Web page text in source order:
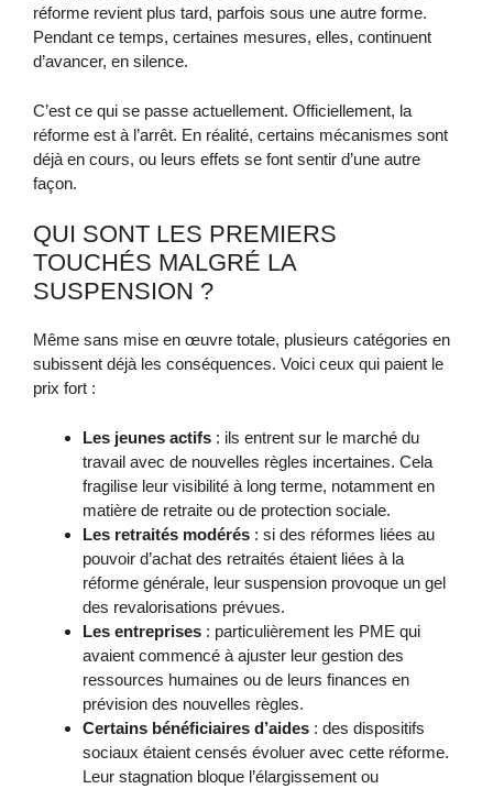
réforme revient plus tard, parfois sous une autre forme.
Pendant ce temps, certaines mesures, elles, continuent
d’avancer, en silence.
C’est ce qui se passe actuellement. Officiellement, la
réforme est à l’arrêt. En réalité, certains mécanismes sont
déjà en cours, ou leurs effets se font sentir d’une autre
façon.
QUI SONT LES PREMIERS
TOUCHÉS MALGRÉ LA
SUSPENSION ?
Même sans mise en œuvre totale, plusieurs catégories en
subissent déjà les conséquences. Voici ceux qui paient le
prix fort :
Les jeunes actifs : ils entrent sur le marché du
travail avec de nouvelles règles incertaines. Cela
fragilise leur visibilité à long terme, notamment en
matière de retraite ou de protection sociale.
Les retraités modérés : si des réformes liées au
pouvoir d’achat des retraités étaient liées à la
réforme générale, leur suspension provoque un gel
des revalorisations prévues.
Les entreprises : particulièrement les PME qui
avaient commencé à ajuster leur gestion des
ressources humaines ou de leurs finances en
prévision des nouvelles règles.
Certains bénéficiaires d’aides : des dispositifs
sociaux étaient censés évoluer avec cette réforme.
Leur stagnation bloque l’élargissement ou